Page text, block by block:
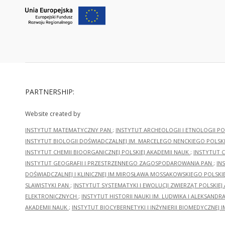
PARTNERSHIP:
Website created by
INSTYTUT MATEMATYCZNY PAN ; INSTYTUT ARCHEOLOGII I ETNOLOGII
INSTYTUT BIOLOGII DOŚWIADCZALNEJ IM. MARCELEGO NENCKIEGO
INSTYTUT CHEMII BIOORGANICZNEJ POLSKIEJ AKADEMII NAUK ; INSTYTUT
INSTYTUT GEOGRAFII I PRZESTRZENNEGO ZAGOSPODAROWANIA PAN ;
DOŚWIADCZALNEJ I KLINICZNEJ IM.MIROSŁAWA MOSSAKOWSKIEGO
SLAWISTYKI PAN ; INSTYTUT SYSTEMATYKI I EWOLUCJI ZWIERZĄT
ELEKTRONICZNYCH ; INSTYTUT HISTORII NAUKI IM. LUDWIKA I
AKADEMII NAUK ; INSTYTUT BIOCYBERNETYKI I INŻYNIERII BIOMEDYCZNEJ